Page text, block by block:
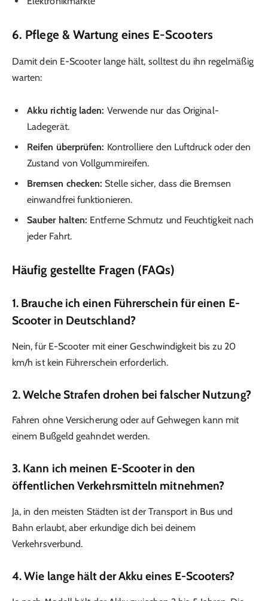
6. Pflege & Wartung eines E-Scooters
Damit dein E-Scooter lange hält, solltest du ihn regelmäßig
warten:
Akku richtig laden: Verwende nur das Original-
Ladegerät.
Reifen überprüfen: Kontrolliere den Luftdruck oder den
Zustand von Vollgummireifen.
Bremsen checken: Stelle sicher, dass die Bremsen
einwandfrei funktionieren.
Sauber halten: Entferne Schmutz und Feuchtigkeit nach
jeder Fahrt.
Häufig gestellte Fragen (FAQs)
1. Brauche ich einen Führerschein für einen E-
Scooter in Deutschland?
Nein, für E-Scooter mit einer Geschwindigkeit bis zu 20
km/h ist kein Führerschein erforderlich.
2. Welche Strafen drohen bei falscher Nutzung?
Fahren ohne Versicherung oder auf Gehwegen kann mit
einem Bußgeld geahndet werden.
3. Kann ich meinen E-Scooter in den
öffentlichen Verkehrsmitteln mitnehmen?
Ja, in den meisten Städten ist der Transport in Bus und
Bahn erlaubt, aber erkundige dich bei deinem
Verkehrsverbund.
4. Wie lange hält der Akku eines E-Scooters?